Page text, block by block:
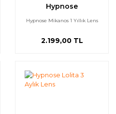
Hypnose
Hypnose Mikanos 1 Yıllık Lens
2.199,00 TL